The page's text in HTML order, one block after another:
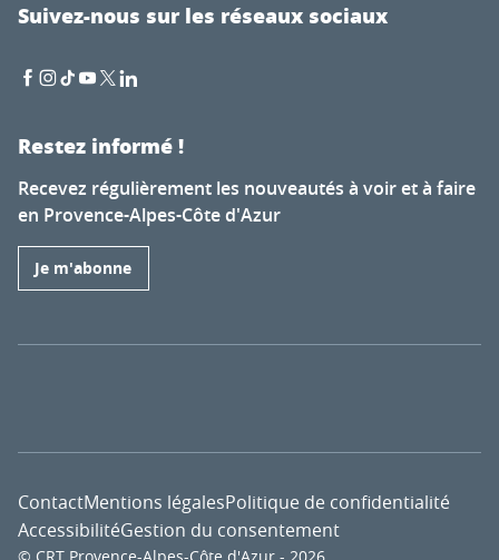
Suivez-nous sur les réseaux sociaux
Restez informé !
Recevez régulièrement les nouveautés à voir et à faire
en Provence-Alpes-Côte d'Azur
Je m'abonne
ContactMentions légalesPolitique de confidentialité
AccessibilitéGestion du consentement